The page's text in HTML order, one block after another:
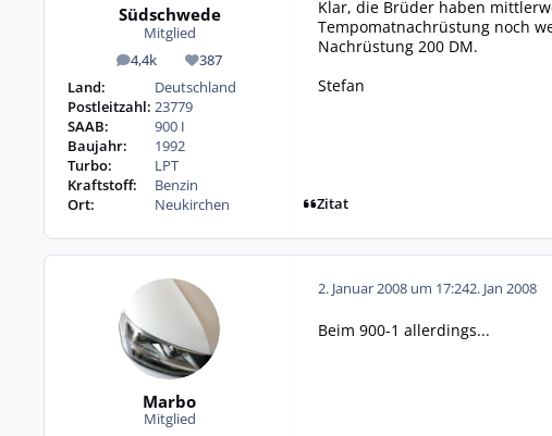
Südschwede
Mitglied
4,4k
Beiträge 387
Reputation
Land:
Deutschland
Postleitzahl: 23779
SAAB:
900 I
Baujahr:
1992
Turbo:
LPT
Kraftstoff:
Benzin
Ort:
Neukirchen
Klar, die Brüder haben
Tempomatnachrüstung noch
Nachrüstung 200 DM.
Stefan
Zitat
Marbo
Mitglied
2. Januar 2008 um 17:242. Jan 2008
Beim 900-1 allerdings...